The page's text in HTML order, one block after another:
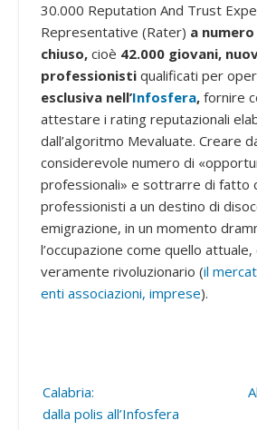
30.000 Reputation And Trust
Representative (Rater) a numero
chiuso, cioè 42.000 giovani,
professionisti qualificati per
esclusiva nell’Infosfera, fornire
attestare i rating reputazionali
dall’algoritmo Mevaluate. Creare
considerevole numero di
professionali» e sottrarre di fatto
professionisti a un destino di
emigrazione, in un momento
l’occupazione come quello attuale,
veramente rivoluzionario (il
enti associazioni, imprese).
Post
navigation
Calabria:
dalla polis all’Infosfera